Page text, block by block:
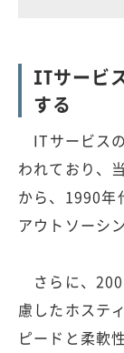
ITサービ
する
ITサービス
われており、
から、1990年
アウトソーシ
さらに、
慮したホステ
ピードと柔軟